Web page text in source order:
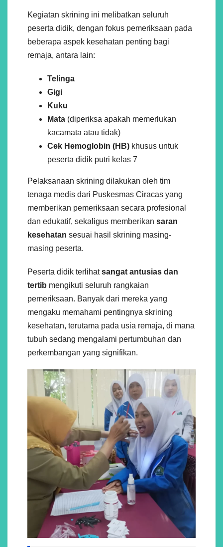
Kegiatan skrining ini melibatkan seluruh
peserta didik, dengan fokus pemeriksaan pada
beberapa aspek kesehatan penting bagi
remaja, antara lain:
Telinga
Gigi
Kuku
Mata (diperiksa apakah memerlukan
kacamata atau tidak)
Cek Hemoglobin (HB) khusus untuk
peserta didik putri kelas 7
Pelaksanaan skrining dilakukan oleh tim
tenaga medis dari Puskesmas Ciracas yang
memberikan pemeriksaan secara profesional
dan edukatif, sekaligus memberikan saran
kesehatan sesuai hasil skrining masing-
masing peserta.
Peserta didik terlihatsangat antusias dan
tertib mengikuti seluruh rangkaian
pemeriksaan. Banyak dari mereka yang
mengaku memahami pentingnya skrining
kesehatan, terutama pada usia remaja, di mana
tubuh sedang mengalami pertumbuhan dan
perkembangan yang signifikan.